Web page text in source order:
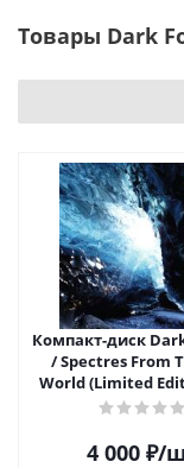
Товары Dark
Компакт-диск
/ Spectres From
World (Limited
4 000 ₽/